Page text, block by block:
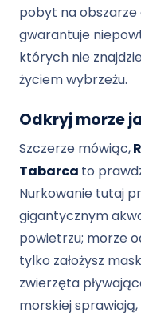
pobyt na
gwarantuje
których nie
życiem wybrzeżu.
Odkryj morze
Szczerze mówiąc,
Tabarca to
Nurkowanie tutaj
gigantycznym
powietrzu; morze
tylko założysz
zwierzęta
morskiej